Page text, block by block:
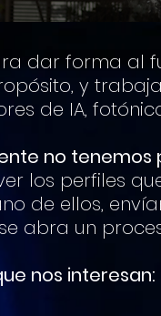
dar forma al
y
de IA,
no tenemos
los perfiles
de ellos,
abra un
nos interesan: